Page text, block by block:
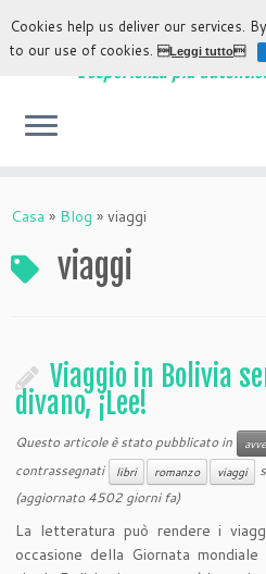
L'esperienza più
Casa » Blog » viaggi
viaggi
Viaggio in Bolivia
divano, ¡Lee!
Questo articole è stato pubblicato in
contrassegnati
libri romanzo viaggi
(aggiornato 4502 giorni fa)
La letteratura può rendere i
occasione della Giornata
Cookies help us deliver our services.
to our use of cookies.Leggi tutto